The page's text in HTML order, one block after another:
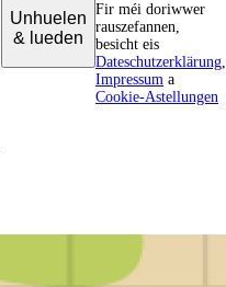
Unhuelen
& lueden
Fir méi doriwwer
rauszefannen,
besicht eis
Dateschutzerklärung,
Impressum a
Cookie-Astellungen